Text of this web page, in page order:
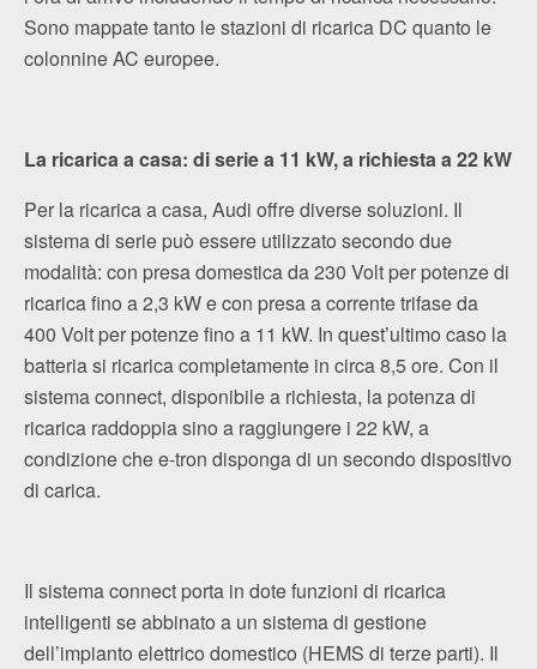
Sono mappate tanto le stazioni di ricarica DC quanto le
colonnine AC europee.
La ricarica a casa: di serie a 11 kW, a richiesta a 22 kW
Per la ricarica a casa, Audi offre diverse soluzioni. Il
sistema di serie può essere utilizzato secondo due
modalità: con presa domestica da 230 Volt per potenze di
ricarica fino a 2,3 kW e con presa a corrente trifase da
400 Volt per potenze fino a 11 kW. In quest’ultimo caso la
batteria si ricarica completamente in circa 8,5 ore. Con il
sistema connect, disponibile a richiesta, la potenza di
ricarica raddoppia sino a raggiungere i 22 kW, a
condizione che e-tron disponga di un secondo dispositivo
di carica.
Il sistema connect porta in dote funzioni di ricarica
intelligenti se abbinato a un sistema di gestione
dell’impianto elettrico domestico (HEMS di terze parti). Il